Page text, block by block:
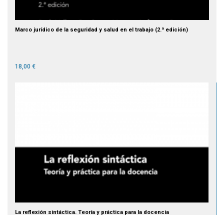
Marco jurídico de la seguridad y salud en el trabajo (2.ª edición)
18,00 €
La reflexión sintáctica. Teoría y práctica para la docencia